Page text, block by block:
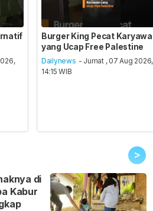
Burger King Pecat
yang Ucap Free Palestine
Dailynews - Jumat , 07 Aug 2026,
14:15 WIB
>
di
Kabur